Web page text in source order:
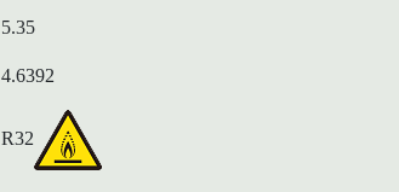
5.35
4.6392
R32